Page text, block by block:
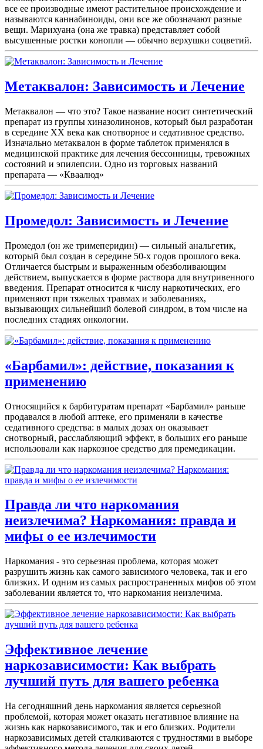
все ее производные имеют растительное происхождение и
называются каннабиноиды, они все же обозначают разные
вещи. Марихуана (она же травка) представляет собой
высушенные ростки конопли — обычно верхушки соцветий.
Метаквалон: Зависимость и Лечение
Метаквалон — что это? Такое название носит синтетический
препарат из группы хиназолинонов, который был разработан
в середине XX века как снотворное и седативное средство.
Изначально метаквалон в форме таблеток применялся в
медицинской практике для лечения бессонницы, тревожных
состояний и эпилепсии. Одно из торговых названий
препарата — «Кваалюд»
Промедол: Зависимость и Лечение
Промедол (он же тримеперидин) — сильный анальгетик,
который был создан в середине 50-х годов прошлого века.
Отличается быстрым и выраженным обезболивающим
действием, выпускается в форме раствора для внутривенного
введения. Препарат относится к числу наркотических, его
применяют при тяжелых травмах и заболеваниях,
вызывающих сильнейший болевой синдром, в том числе на
последних стадиях онкологии.
«Барбамил»: действие, показания к
применению
Относящийся к барбитуратам препарат «Барбамил» раньше
продавался в любой аптеке, его применяли в качестве
седативного средства: в малых дозах он оказывает
снотворный, расслабляющий эффект, в больших его раньше
использовали как наркозное средство для премедикации.
Правда ли что наркомания
неизлечима? Наркомания: правда и
мифы о ее излечимости
Наркомания - это серьезная проблема, которая может
разрушить жизнь как самого зависимого человека, так и его
близких. И одним из самых распространенных мифов об этом
заболевании является то, что наркомания неизлечима.
Эффективное лечение
наркозависимости: Как выбрать
лучший путь для вашего ребенка
На сегодняшний день наркомания является серьезной
проблемой, которая может оказать негативное влияние на
жизнь как наркозависимого, так и его близких. Родители
наркозависимых детей сталкиваются с трудностями в выборе